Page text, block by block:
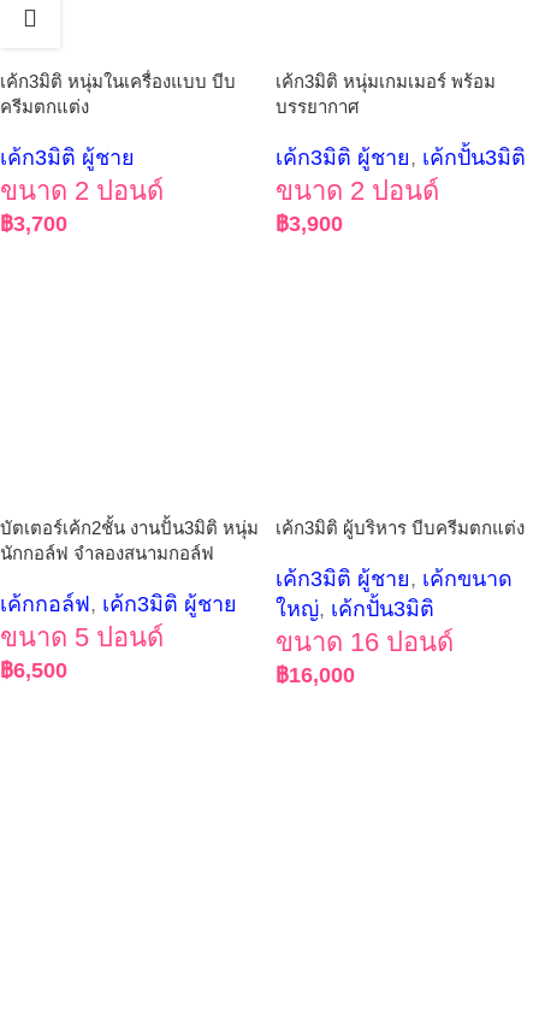
เค้ก3มิติ หนุ่มในเครื่องแบบ บีบ
ครีมตกแต่ง
เค้ก3มิติ ผู้ชาย
ขนาด 2 ปอนด์
฿3,700
เค้ก3มิติ หนุ่มเกมเมอร์ พร้อม
บรรยากาศ
เค้ก3มิติ ผู้ชาย, เค้กปั้น3มิติ
ขนาด 2 ปอนด์
฿3,900
บัตเตอร์เค้ก2ชั้น งานปั้น3มิติ หนุ่ม
นักกอล์ฟ จำลองสนามกอล์ฟ
เค้กกอล์ฟ, เค้ก3มิติ ผู้ชาย
ขนาด 5 ปอนด์
฿6,500
เค้ก3มิติ ผู้บริหาร บีบครีมตกแต่ง
เค้ก3มิติ ผู้ชาย, เค้กขนาด
ใหญ่, เค้กปั้น3มิติ
ขนาด 16 ปอนด์
฿16,000